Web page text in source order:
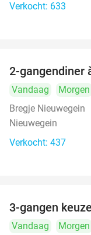
Verkocht: 633
2-gangendiner
Vandaag Morgen
Bregje Nieuwegein
Nieuwegein
Verkocht: 437
3-gangen
Vandaag Morgen